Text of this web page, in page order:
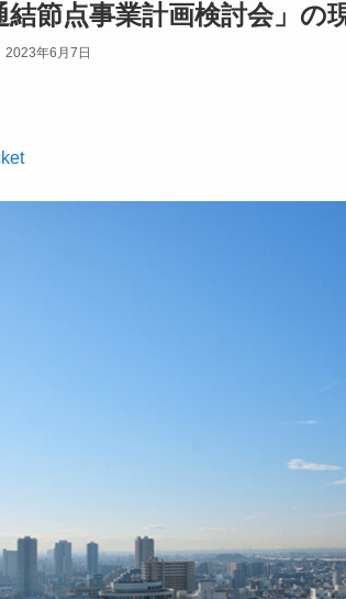
結節点事業計画検討会」の
2023年6月7日